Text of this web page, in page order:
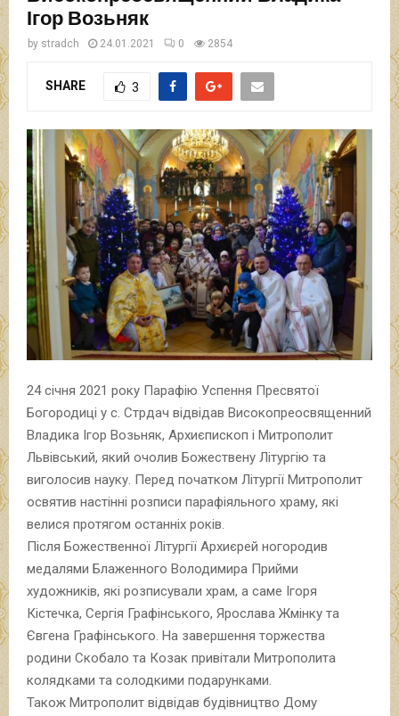
Ігор Возьняк
by stradch 24.01.2021 0 2854
SHARE 3
24 січня 2021 року Парафію Успення Пресвятої
Богородиці у с. Стрдач відвідав Високопреосвященний
Владика Ігор Возьняк, Архиєпископ і Митрополит
Львівський, який очолив Божествену Літургію та
виголосив науку. Перед початком Літургії Митрополит
освятив настінні розписи парафіяльного храму, які
велися протягом останніх років.
Після Божественної Літургії Архиєрей ногородив
медалями Блаженного Володимира Прийми
художників, які розписували храм, а саме Ігоря
Кістечка, Сергія Графінського, Ярослава Жмінку та
Євгена Графінського. На завершення торжества
родини Скобало та Козак привітали Митрополита
колядками та солодкими подарунками.
Також Митрополит відвідав будівництво Дому